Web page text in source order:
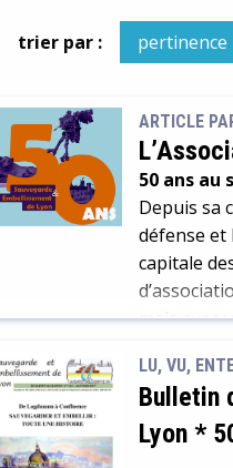
trier par : pertinence
ARTICLE
50 ans au
Depuis sa
défense et
capitale
mais avec
LU, VU,
Bulletin
Lyon *